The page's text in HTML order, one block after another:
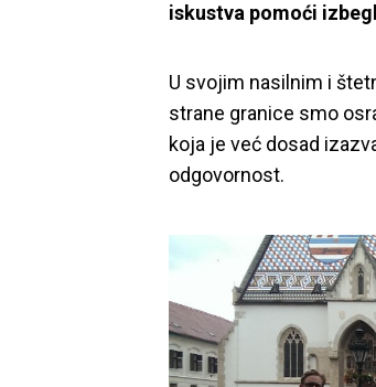
iskustva pomoći
U svojim nasilnim i
strane granice smo
koja je već dosad
odgovornost.